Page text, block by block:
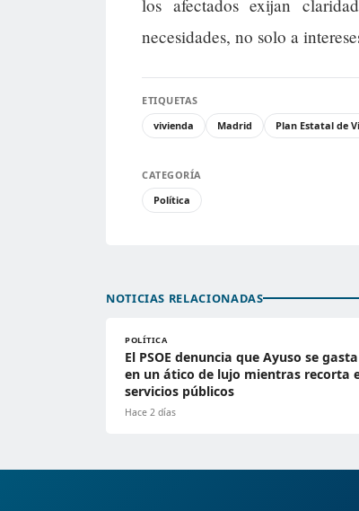
los afectados exijan
necesidades, no solo a
ETIQUETAS
vivienda
Madrid Plan Estatal de
CATEGORÍA
Política
NOTICIAS RELACIONADAS
POLÍTICA
El PSOE denuncia que Ayuso se
en un ático de lujo mientras recorta
servicios públicos
Hace 2 días